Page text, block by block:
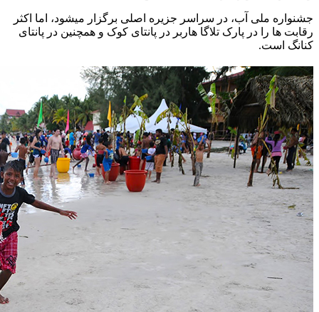
جشنواره ملی آب، در سراسر جزیره اصلی برگزار میشود، اما اکثر
رقابت ها را در پارک تلاگا هاربر در پانتای کوک و همچنین در پانتای
کنانگ است.